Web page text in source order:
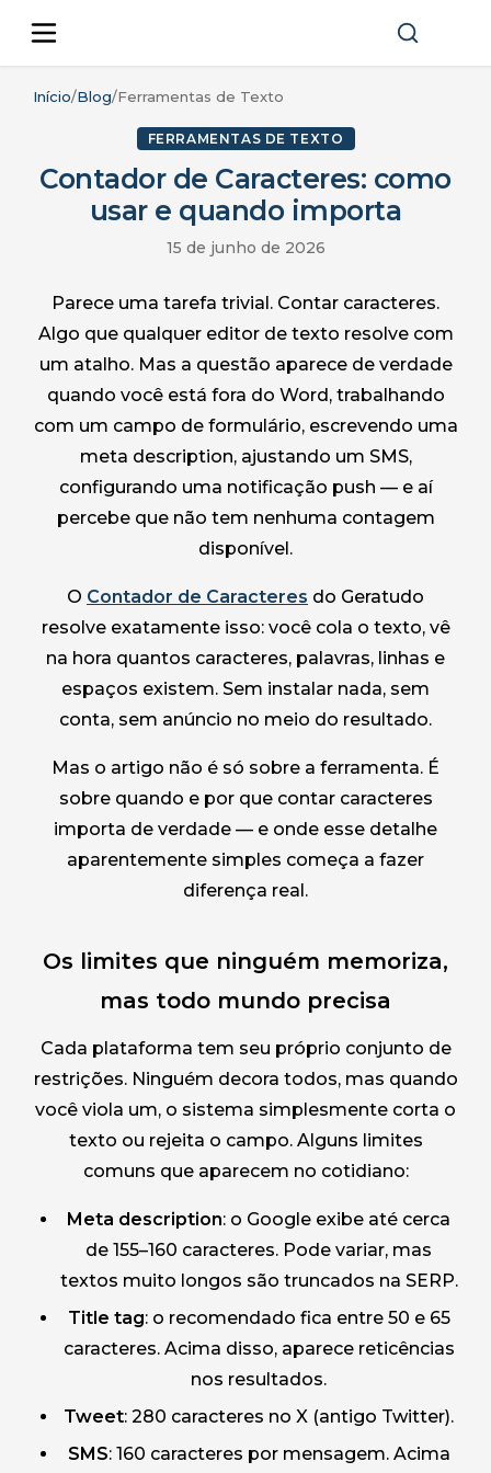
Início/Blog/Ferramentas de Texto
FERRAMENTAS DE TEXTO
Contador de Caracteres: como
usar e quando importa
15 de junho de 2026
Parece uma tarefa trivial. Contar caracteres.
Algo que qualquer editor de texto resolve com
um atalho. Mas a questão aparece de verdade
quando você está fora do Word, trabalhando
com um campo de formulário, escrevendo uma
meta description, ajustando um SMS,
configurando uma notificação push — e aí
percebe que não tem nenhuma contagem
disponível.
O Contador de Caracteres do Geratudo
resolve exatamente isso: você cola o texto, vê
na hora quantos caracteres, palavras, linhas e
espaços existem. Sem instalar nada, sem
conta, sem anúncio no meio do resultado.
Mas o artigo não é só sobre a ferramenta. É
sobre quando e por que contar caracteres
importa de verdade — e onde esse detalhe
aparentemente simples começa a fazer
diferença real.
Os limites que ninguém memoriza,
mas todo mundo precisa
Cada plataforma tem seu próprio conjunto de
restrições. Ninguém decora todos, mas quando
você viola um, o sistema simplesmente corta o
texto ou rejeita o campo. Alguns limites
comuns que aparecem no cotidiano:
Meta description: o Google exibe até cerca
de 155–160 caracteres. Pode variar, mas
textos muito longos são truncados na SERP.
Title tag: o recomendado fica entre 50 e 65
caracteres. Acima disso, aparece reticências
nos resultados.
Tweet: 280 caracteres no X (antigo Twitter).
SMS: 160 caracteres por mensagem. Acima